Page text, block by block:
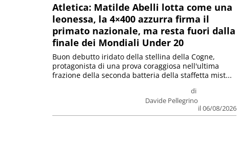
Atletica: Matilde Abelli lotta come una
leonessa, la 4×400 azzurra firma il
primato nazionale, ma resta fuori dalla
finale dei Mondiali Under 20
di
Davide Pellegrino
il 06/08/2026
Buon debutto iridato della stellina della Cogne,
protagonista di una prova coraggiosa nell'ultima
frazione della seconda batteria della staffetta mist...